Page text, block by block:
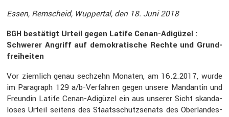
Essen, Remscheid, Wuppertal, den 18. Juni 2018
BGH bestä­tigt Urteil gegen Latife Cenan-Adigüzel :
Schwerer Angriff auf demokra­ti­sche Rechte und Grund­
frei­heiten
Vor ziemlich genau sechzehn Monaten, am 16.2.2017, wurde
im Paragraph 129 a/b-Verfahren gegen unsere Mandantin und
Freundin Latife Cenan-Adigüzel ein aus unserer Sicht skanda­
löses Urteil seitens des Staats­schutz­se­nats des Oberlan­des­